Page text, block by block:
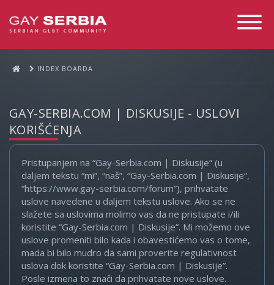
Toggle
INDEX BOARDA
GAY-SERBIA.COM | DISKUSIJE - USLOVI
KORIŠĆENJA
Pristupanjem na “Gay-Serbia.com | Diskusije” (u
daljem tekstu “mi”, “naš”, “Gay-Serbia.com | Diskusije”,
“https://www.gay-serbia.com/forum”), prihvatate
uslove navedene u daljem tekstu uslove. Ako se ne
slažete sa uslovima molimo vas da ne pristupate i/ili
koristite “Gay-Serbia.com | Diskusije”. Mi možemo ove
uslove promeniti bilo kada i obavestićemo vas o tome,
mada bi bilo mudro da sami proverite regulativnost
uslova dok koristite “Gay-Serbia.com | Diskusije”.
Posle izmena to znači da prihvatate nove uslove.